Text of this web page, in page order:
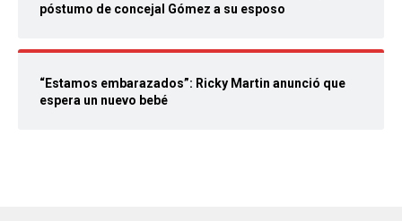
póstumo de concejal Gómez a su esposo
“Estamos embarazados”: Ricky Martin anunció que
espera un nuevo bebé